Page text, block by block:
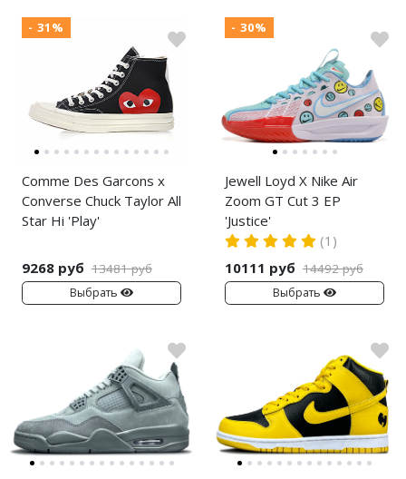
- 31%
Comme Des Garcons x
Converse Chuck Taylor All
Star Hi 'Play'
9268 руб 13481 руб
Выбрать
- 30%
Jewell Loyd X Nike Air
Zoom GT Cut 3 EP
'Justice'
(1)
10111 руб 14492 руб
Выбрать